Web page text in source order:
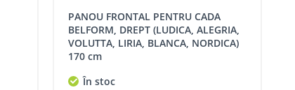
PANOU FRONTAL PENTRU CADA
BELFORM, DREPT (LUDICA, ALEGRIA,
VOLUTTA, LIRIA, BLANCA, NORDICA)
170 cm
În stoc